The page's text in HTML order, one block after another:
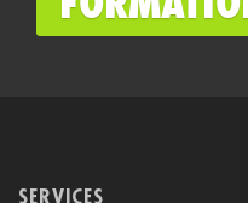
SERVICES